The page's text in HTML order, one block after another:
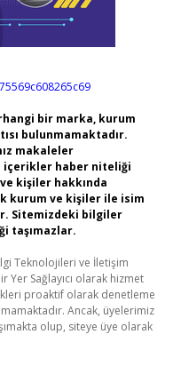
bir marka, kurum
bulunmamaktadır.
makaleler
içerikler haber niteliği
kişiler hakkında
kurum ve kişiler ile isim
Sitemizdeki bilgiler
taşımazlar.
Teknolojileri ve İletişim
Yer Sağlayıcı olarak hizmet
proaktif olarak denetleme
Ancak, üyelerimiz
olup, siteye üye olarak